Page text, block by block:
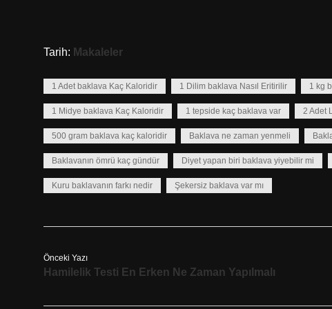
Tarih: Makaleler
1 Adet baklava Kaç Kaloridir 1 Dilim baklava Nasıl Eritirilir 1 kg
1 Midye baklava Kaç Kaloridir 1 tepside kaç baklava var 2 Adet
500 gram baklava kaç kaloridir Baklava ne zaman yenmeli
Baklavanın ömrü kaç gündür Diyet yapan biri baklava yiyebilir mi
Kuru baklavanın farkı nedir Şekersiz baklava var mı
Önceki Yazı
Hamilelik Testi En Erken Ne Zaman Yapılmalı